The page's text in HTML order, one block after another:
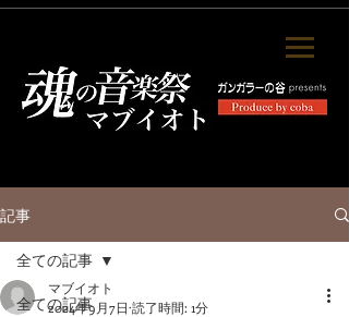
記事
全ての記事
全ての記事
マブイオト
2024年9月7日 読了時間: 1分